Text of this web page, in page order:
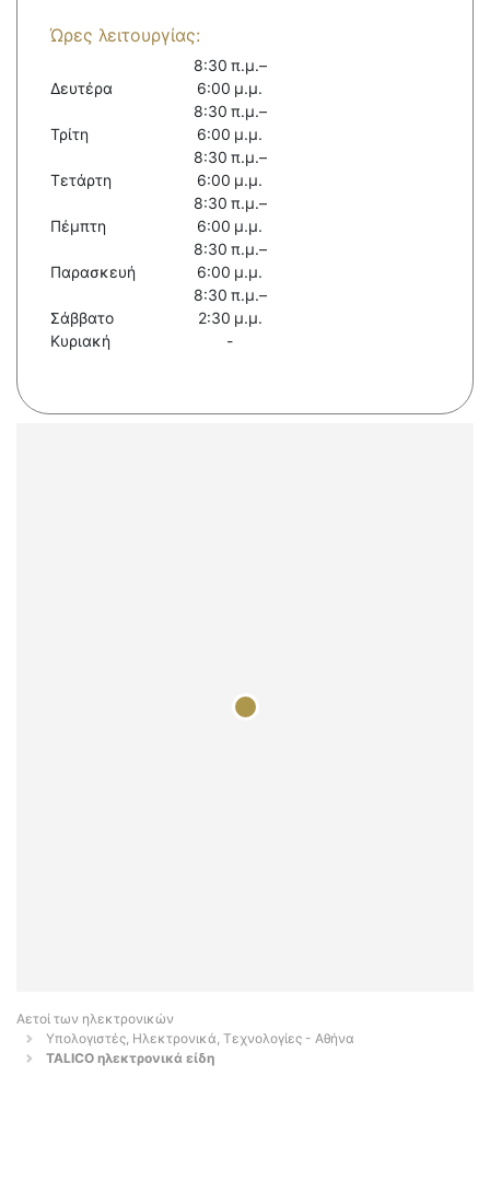
Ώρες λειτουργίας:
Δευτέρα
8:30 π.μ.–
6:00 μ.μ.
Τρίτη
8:30 π.μ.–
6:00 μ.μ.
Τετάρτη
8:30 π.μ.–
6:00 μ.μ.
Πέμπτη
8:30 π.μ.–
6:00 μ.μ.
Παρασκευή
8:30 π.μ.–
6:00 μ.μ.
Σάββατο
8:30 π.μ.–
2:30 μ.μ.
Κυριακή
-
Αετοί των ηλεκτρονικών
Υπολογιστές, Ηλεκτρονικά, Τεχνολογίες - Αθήνα
TALICO ηλεκτρονικά είδη